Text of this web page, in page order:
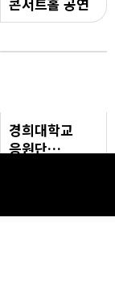
경조사
포토 갤러리
(구)동문회보
경희대학교
응원단
cheerleader